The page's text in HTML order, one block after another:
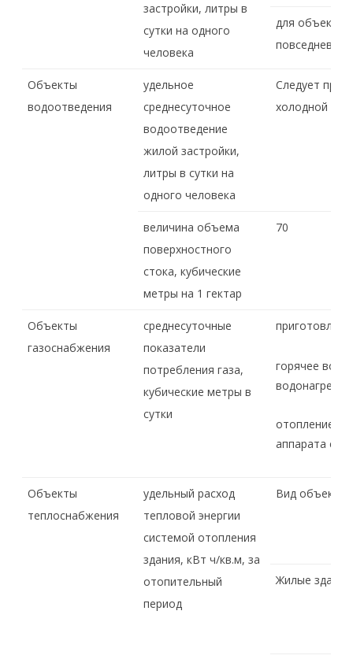
застройки, литры в
сутки на одного
человека
для
Объекты
водоотведения
удельное
среднесуточное
водоотведение
жилой застройки,
литры в сутки на
одного человека
Следует
холодной и
величина объема
поверхностного
стока, кубические
метры на 1 гектар
70
Объекты
газоснабжения
среднесуточные
показатели
потребления газа,
кубические метры в
сутки
горячее
отопление с
аппарата с
Объекты
теплоснабжения
удельный расход
тепловой энергии
системой отопления
здания, кВт ч/кв.м, за
отопительный
период
Вид объекта
Жилые здания